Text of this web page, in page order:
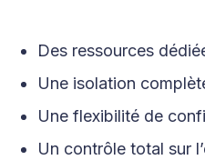
Des ressources
Une isolation
Une flexibilité de
Un contrôle total sur